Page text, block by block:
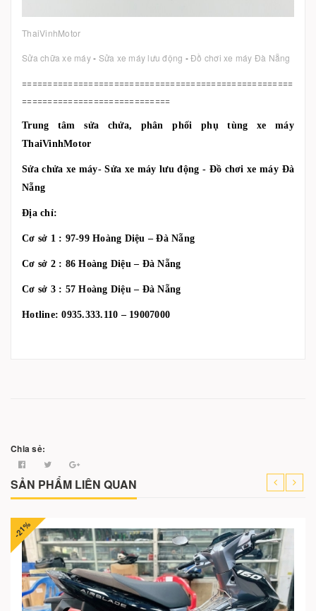
ThaiVinhMotor
Sửa chữa xe máy- Sửa xe máy lưu động -Đồ chơi xe máy Đà Nẵng
=====================================================
=============================
Trung tâm sửa chửa, phân phối phụ tùng xe máy
ThaiVinhMotor
Sửa chửa xe máy- Sửa xe máy lưu động - Đồ chơi xe máy Đà
Nẵng
Địa chỉ:
Cơ sở 1 : 97-99 Hoàng Diệu – Đà Nẵng
Cơ sở 2 : 86 Hoàng Diệu – Đà Nẵng
Cơ sở 3 : 57 Hoàng Diệu – Đà Nẵng
Hotline: 0935.333.110 – 19007000
Chia sẻ:
SẢN PHẨM LIÊN QUAN
-21%